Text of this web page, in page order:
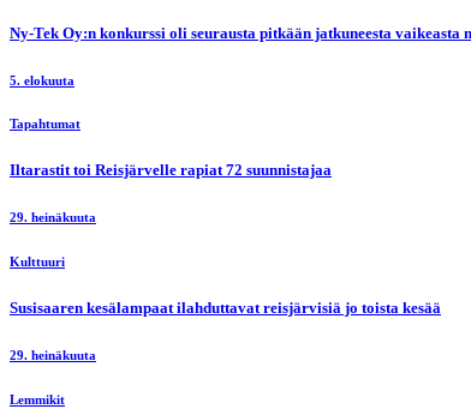
Ny-Tek Oy:n konkurssi oli seurausta pitkään jatkuneesta
5. elokuuta
Tapahtumat
Iltarastit toi Reisjärvelle rapiat 72 suunnistajaa
29. heinäkuuta
Kulttuuri
Susisaaren kesälampaat ilahduttavat reisjärvisiä jo toista kesää
29. heinäkuuta
Lemmikit